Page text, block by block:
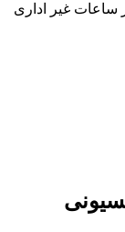
در ساعات غیر اداری